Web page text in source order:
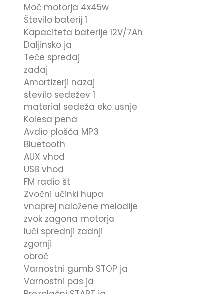
Moč motorja 4x45w
Število baterij 1
Kapaciteta baterije 12V/7Ah
Daljinsko ja
Teče spredaj
zadaj
Amortizerji nazaj
število sedežev 1
material sedeža eko usnje
Kolesa pena
Avdio plošča MP3
Bluetooth
AUX vhod
USB vhod
FM radio št
Zvočni učinki hupa
vnaprej naložene melodije
zvok zagona motorja
luči sprednji zadnji
zgornji
obroč
Varnostni gumb STOP ja
Varnostni pas ja